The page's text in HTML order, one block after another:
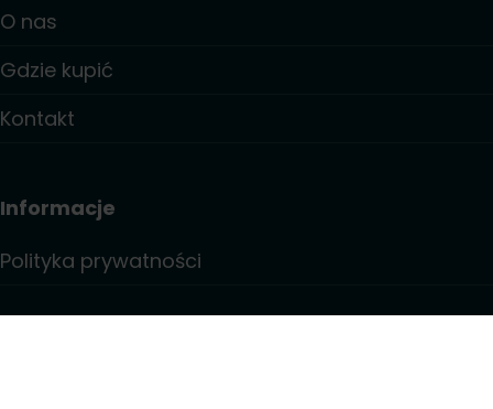
O nas
Gdzie kupić
Kontakt
Informacje
Polityka prywatności